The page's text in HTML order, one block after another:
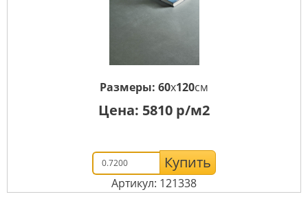
Размеры: 60x120см
Цена: 5810 р/м2
Купить
Артикул: 121338